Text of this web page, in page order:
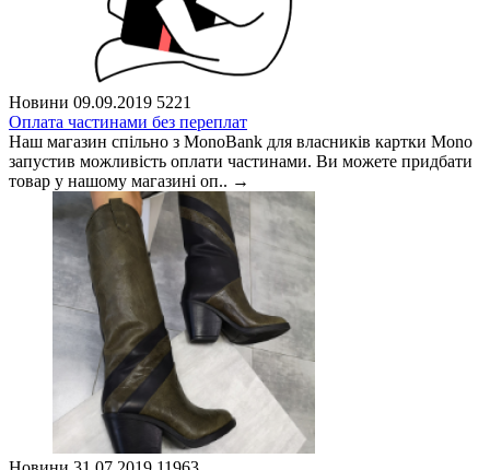
Новини 09.09.2019 5221
Оплата частинами без переплат
Наш магазин спільно з MonoBank для власників картки Mono
запустив можливість оплати частинами. Ви можете придбати
товар у нашому магазині оп.. →